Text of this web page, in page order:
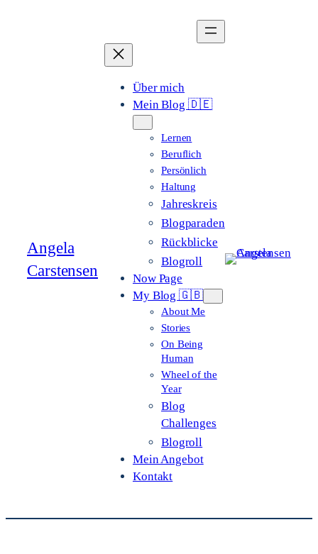
Angela
Carstensen
Über mich
Mein Blog 🇩🇪
Lernen
Beruflich
Persönlich
Haltung
Jahreskreis
Blogparaden
Rückblicke
Blogroll
Now Page
My Blog 🇬🇧
About Me
Stories
On Being
Human
Wheel of the
Year
Blog
Challenges
Blogroll
Mein Angebot
Kontakt